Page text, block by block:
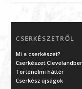
CSERKÉSZETRŐL
Mi a cserkészet?
Cserkészet
Történelmi háttér
Cserkész újságok